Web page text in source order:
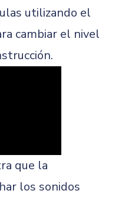
utilizando el
cambiar el nivel
que la
los sonidos